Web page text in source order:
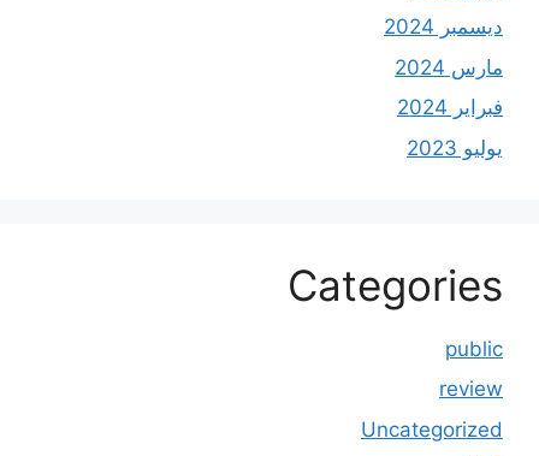
ديسمبر 2024
مارس 2024
فبراير 2024
يوليو 2023
Categories
public
review
Uncategorized